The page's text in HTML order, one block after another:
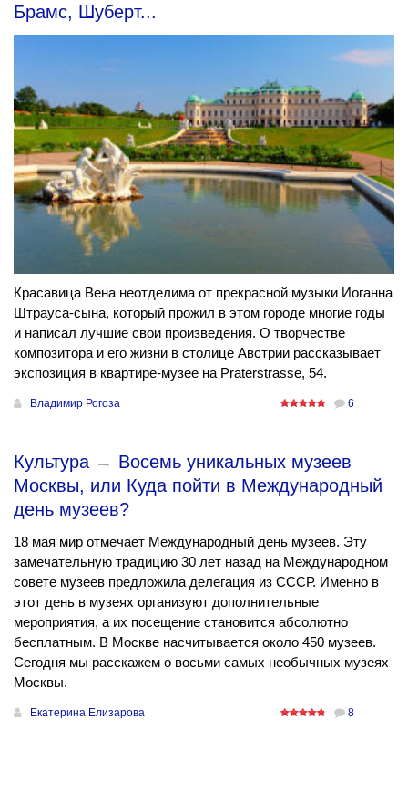
Брамс, Шуберт...
Красавица Вена неотделима от прекрасной музыки Иоганна
Штрауса-сына, который прожил в этом городе многие годы
и написал лучшие свои произведения. О творчестве
композитора и его жизни в столице Австрии рассказывает
экспозиция в квартире-музее на Praterstrasse, 54.
Владимир Рогоза 6
Культура → Восемь уникальных музеев
Москвы, или Куда пойти в Международный
день музеев?
18 мая мир отмечает Международный день музеев. Эту
замечательную традицию 30 лет назад на Международном
совете музеев предложила делегация из СССР. Именно в
этот день в музеях организуют дополнительные
мероприятия, а их посещение становится абсолютно
бесплатным. В Москве насчитывается около 450 музеев.
Сегодня мы расскажем о восьми самых необычных музеях
Москвы.
Екатерина Елизарова 8